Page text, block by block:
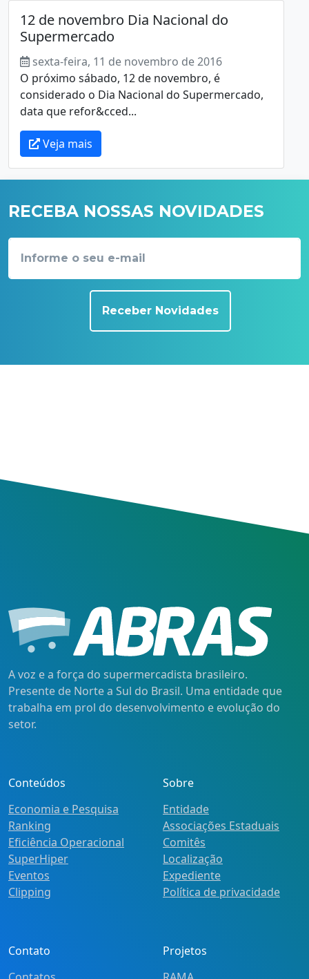
12 de novembro Dia Nacional do
Supermercado
sexta-feira, 11 de novembro de 2016
O próximo sábado, 12 de novembro, é
considerado o Dia Nacional do Supermercado,
data que refor&cced...
Veja mais
RECEBA NOSSAS NOVIDADES
Receber Novidades
A voz e a força do supermercadista brasileiro.
Presente de Norte a Sul do Brasil. Uma entidade que
trabalha em prol do desenvolvimento e evolução do
setor.
Conteúdos
Economia e Pesquisa
Ranking
Eficiência Operacional
SuperHiper
Eventos
Clipping
Sobre
Entidade
Associações Estaduais
Comitês
Localização
Expediente
Política de privacidade
Contato
Projetos